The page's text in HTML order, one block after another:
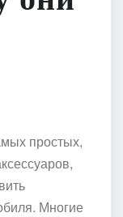
простых,
Многие